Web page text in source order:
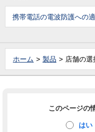
携帯電話の電波防護への
ホーム 製品 店舗の選
このページの
はい